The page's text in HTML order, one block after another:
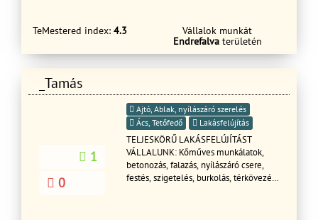
TeMestered index: 4.3
Vállalok munkát
Endrefalvaterületén
_Tamás
1
0
Ajtó, Ablak, nyílászáró szerelés
Ács, Tetőfedő
Lakásfelújítás
TELJESKÖRŰ LAKÁSFELÚJÍTÁST
VÁLLALUNK: Kőműves munkálatok,
betonozás, falazás, nyílászáró csere,
festés, szigetelés, burkolás, térkövezés,